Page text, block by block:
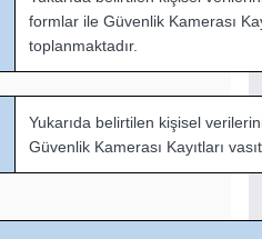
formlar ile Güvenlik Kamerası
toplanmaktadır.
Yukarıda belirtilen kişisel
Güvenlik Kamerası Kayıtları